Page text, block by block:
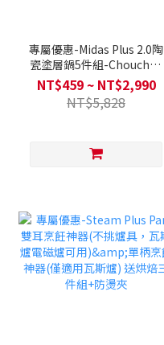
專屬優惠-Midas Plus 2.0陶
瓷塗層鍋5件組-Chouchou
多款可選(Q導全覆底/IH爐
可用，不挑爐具)
NT$459 ~ NT$2,990
NT$5,828